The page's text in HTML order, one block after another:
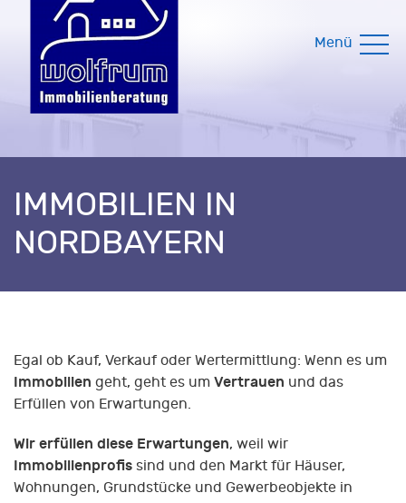
Menü
IMMOBILIEN IN
NORDBAYERN
Egal ob Kauf, Verkauf oder Wertermittlung: Wenn es um
Immobilien geht, geht es um Vertrauen und das
Erfüllen von Erwartungen.
Wir erfüllen diese Erwartungen, weil wir
Immobilienprofis sind und den Markt für Häuser,
Wohnungen, Grundstücke und Gewerbeobjekte in